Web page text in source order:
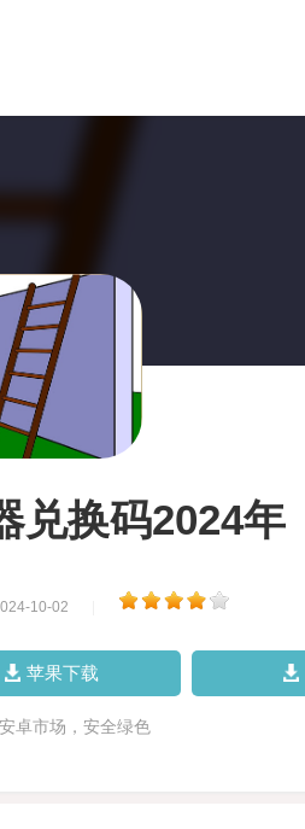
兑换码2024年
10-02
苹果下载
安卓市场，安全绿色